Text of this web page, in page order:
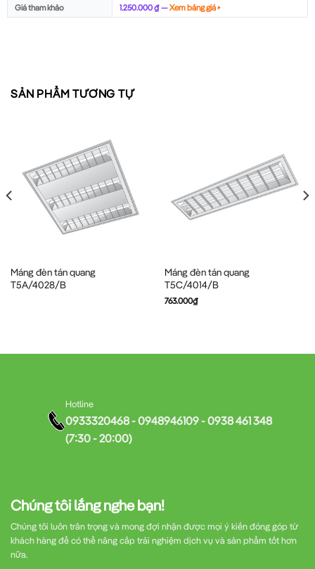
Giá tham khảo
1.250.000 ₫ —Xem bảng giá ▸
SẢN PHẨM TƯƠNG TỰ
Máng đèn tán quang
T5A/4028/B
Máng đèn tán quang
T5C/4014/B
763.000₫
Chúng tôi lắng nghe bạn!
Chúng tôi luôn trân trọng và mong đợi nhận được mọi ý kiến đóng góp từ
khách hàng để có thể nâng cấp trải nghiệm dịch vụ và sản phẩm tốt hơn
nữa.
Hotline
0933320468 - 0948946109 - 0938 461 348
(7:30 - 20:00)